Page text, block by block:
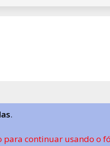
.
para continuar usando o